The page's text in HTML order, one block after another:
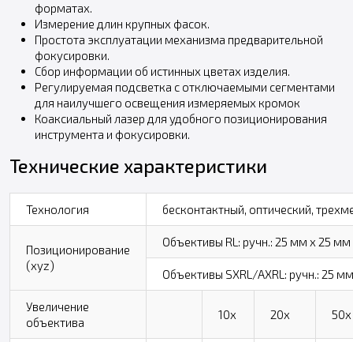
форматах.
Измерение длин крупных фасок.
Простота эксплуатации механизма предварительной
фокусировки.
Сбор информации об истинных цветах изделия.
Регулируемая подсветка с отключаемыми сегментами
для наилучшего освещения измеряемых кромок
Коаксиальный лазер для удобного позиционирования
инструмента и фокусировки.
Технические характеристики
Технология бесконтактный, оптический,
Позиционирование
(xyz)
Объективы RL: ручн.: 25 мм x 25
Объективы SXRL/AXRL: ручн.: 25
Увеличение
объектива
10x 20x 50x